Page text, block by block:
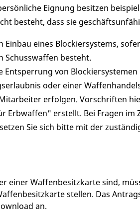
Eignung besitzen
besteht, dass sie
Einbau eines Blockiersystems,
Schusswaffen besteht.
Entsperrung von
oder einer
erfolgen. Vorschriften
Erbwaffen" erstellt. Bei Fragen
Sie sich bitte mit der
einer Waffenbesitzkarte sind,
stellen. Das
an.